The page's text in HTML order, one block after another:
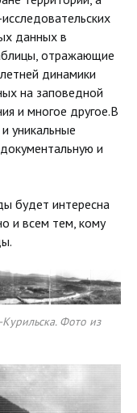
данных в
отражающие
динамики
на заповедной
и многое другое.В
уникальные
и
будет интересна
и всем тем, кому
Фото из